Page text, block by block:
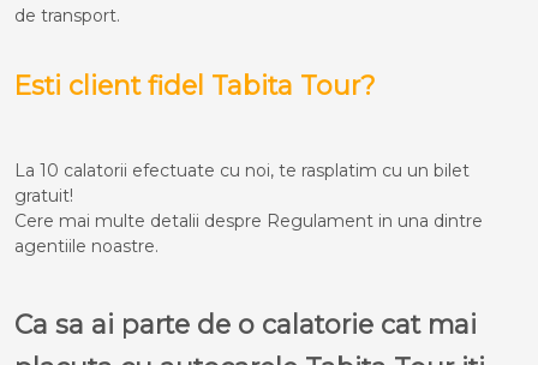
de transport.
Esti client fidel Tabita Tour?
La 10 calatorii efectuate cu noi, te rasplatim cu un bilet
gratuit!
Cere mai multe detalii despre Regulament in una dintre
agentiile noastre.
Ca sa ai parte de o calatorie cat mai